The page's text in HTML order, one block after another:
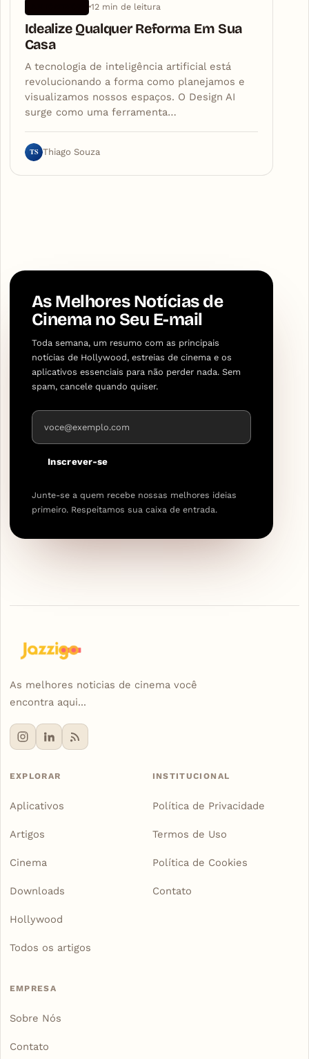
12 min de leitura
Idealize Qualquer Reforma Em Sua
Casa
A tecnologia de inteligência artificial está
revolucionando a forma como planejamos e
visualizamos nossos espaços. O Design AI
surge como uma ferramenta…
TS Thiago Souza
As Melhores Notícias de
Cinema no Seu E-mail
Toda semana, um resumo com as principais
notícias de Hollywood, estreias de cinema e os
aplicativos essenciais para não perder nada. Sem
spam, cancele quando quiser.
Endereço de e-mail
Inscrever-se
Junte-se a quem recebe nossas melhores ideias
primeiro. Respeitamos sua caixa de entrada.
As melhores noticias de cinema você
encontra aqui...
EXPLORAR
Aplicativos
Artigos
Cinema
Downloads
Hollywood
Todos os artigos
INSTITUCIONAL
Política de Privacidade
Termos de Uso
Política de Cookies
Contato
EMPRESA
Sobre Nós
Contato